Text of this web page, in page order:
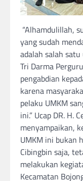
“Alhamdulillah,
yang sudah
adalah salah
Tri Darma
pengabdian
karena
pelaku UMKM
ini.” Ucap DR. H.
menyampaikan,
UMKM ini bukan
Cibingbin saja,
melakukan
Kecamatan